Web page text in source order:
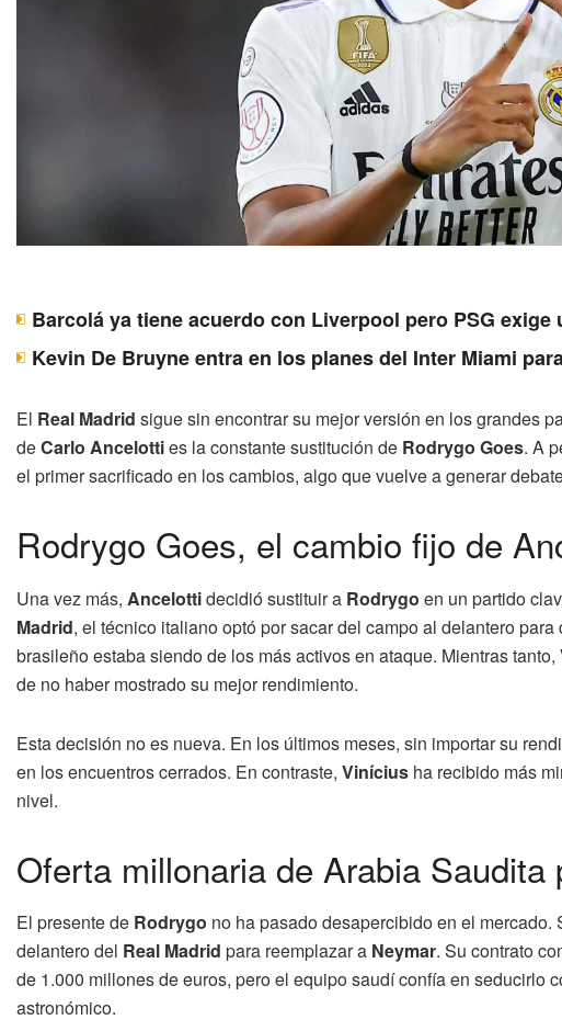
Barcolá ya tiene acuerdo con Liverpool pero PSG exige
Kevin De Bruyne entra en los planes del Inter Miami
El Real Madrid sigue sin encontrar su mejor versión en los grandes
deCarlo Ancelotties la constante sustitución de Rodrygo Goes. A
el primer sacrificado en los cambios, algo que vuelve a generar
Rodrygo Goes, el cambio fijo de
Una vez más, Ancelottidecidió sustituir a Rodrygo en un partido
Madrid, el técnico italiano optó por sacar del campo al delantero para
brasileño estaba siendo de los más activos en ataque. Mientras tanto,
de no haber mostrado su mejor rendimiento.
Esta decisión no es nueva. En los últimos meses, sin importar su
en los encuentros cerrados. En contraste, Vinícius ha recibido más
nivel.
Oferta millonaria de Arabia Saudita
El presente de Rodrygo no ha pasado desapercibido en el mercado.
delantero del Real Madrid para reemplazar a Neymar. Su contrato
de 1.000 millones de euros, pero el equipo saudí confía en seducirlo
astronómico.